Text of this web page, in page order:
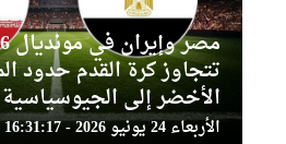
تتجاوز كرة القدم حدود
الأخضر إلى الجيوسياسية
الأربعاء 24 يونيو 2026 - 16:31:17